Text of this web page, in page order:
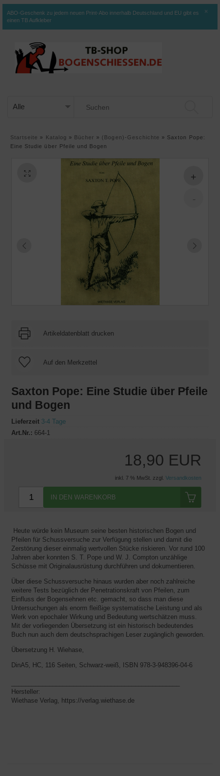
ABO-Geschenk zu jedem neuen Print-Abo innerhalb Deutschland und EU gibt es
einen TB Aufkleber
×
Startseite » Katalog » Bücher » (Bogen)-Geschichte » Saxton Pope:
Eine Studie über Pfeile und Bogen
Artikeldatenblatt drucken
Saxton Pope: Eine Studie über Pfeile
und Bogen
Lieferzeit 3-4 Tage
Art.Nr.: 664-1
18,90 EUR
inkl. 7 % MwSt. zzgl. Versandkosten
IN DEN WARENKORB
Heute würde kein Museum seine besten historischen Bogen und
Pfeilen für Schussversuche zur Verfügung stellen und damit die
Zerstörung dieser einmalig wertvollen Stücke riskieren. Vor rund 100
Jahren aber konnten S. T. Pope und W. J. Compton unzählige
Schüsse mit Originalausrüstung durchführen und dokumentieren.
Über diese Schussversuche hinaus wurden aber noch zahlreiche
weitere Tests bezüglich der Penetrationskraft von Pfeilen, zum
Einfluss der Bogensehnen etc. gemacht, so dass man diese
Untersuchungen als enorm fleißige systematische Leistung und als
Werk von epochaler Wirkung und Bedeutung wertschätzen muss.
Mit der vorliegenden Übersetzung ist ein historisch bedeutendes
Buch nun auch dem deutschsprachigen Leser zugänglich geworden.
Übersetzung H. Wiehase,
DinA5, HC, 116 Seiten, Schwarz-weiß, ISBN 978-3-948396-04-6
Hersteller:
Wiethase Verlag, https://verlag.wiethase.de